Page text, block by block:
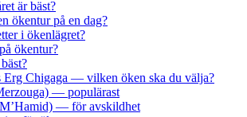
är bäst?
ökentur på en dag?
i ökenlägret?
ökentur?
Erg Chigaga — vilken öken ska du välja?
— populärast
— för avskildhet